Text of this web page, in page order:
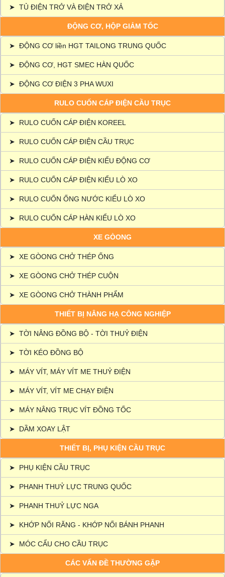
➤ TỦ ĐIỆN TRỞ VÀ ĐIỆN TRỞ XẢ
ĐỘNG CƠ, HỘP GIẢM TỐC
➤ ĐỘNG CƠ liền HGT TAILONG TRUNG QUỐC
➤ ĐỘNG CƠ, HGT SMEC HÀN QUỐC
➤ ĐỘNG CƠ ĐIỆN 3 PHA WUXI
RULO CUỐN CÁP ĐIỆN CẦU TRỤC
➤ RULO CUỐN CÁP ĐIỆN KOREEL
➤ RULO CUỐN CÁP ĐIỆN CẦU TRỤC
➤ RULO CUỐN CÁP ĐIỆN KIỂU ĐỘNG CƠ
➤ RULO CUỐN CÁP ĐIỆN KIỂU LÒ XO
➤ RULO CUỐN ỐNG NƯỚC KIỂU LÒ XO
➤ RULO CUỐN CÁP HÀN KIỂU LÒ XO
XE GÒONG
➤ XE GÒONG CHỞ THÉP ỐNG
➤ XE GÒONG CHỞ THÉP CUỘN
➤ XE GÒONG CHỞ THÀNH PHẨM
THIẾT BỊ NÂNG HẠ CÔNG NGHIỆP
➤ TỜI NÂNG ĐỒNG BỘ - TỜI THUỶ ĐIỆN
➤ TỜI KÉO ĐỒNG BỘ
➤ MÁY VÍT, MÁY VÍT ME THUỶ ĐIỆN
➤ MÁY VÍT, VÍT ME CHẠY ĐIỆN
➤ MÁY NÂNG TRỤC VÍT ĐỒNG TỐC
➤ DẦM XOAY LẬT
THIẾT BỊ, PHỤ KIỆN CẦU TRỤC
➤ PHỤ KIỆN CẦU TRỤC
➤ PHANH THUỶ LỰC TRUNG QUỐC
➤ PHANH THUỶ LỰC NGA
➤ KHỚP NỐI RĂNG - KHỚP NỐI BÁNH PHANH
➤ MÓC CẨU CHO CẦU TRỤC
CÁC VẤN ĐỀ THƯỜNG GẶP